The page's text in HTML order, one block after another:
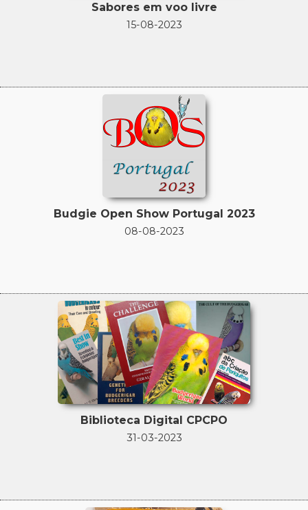
Sabores em voo livre
15-08-2023
Budgie Open Show Portugal 2023
08-08-2023
Biblioteca Digital CPCPO
31-03-2023